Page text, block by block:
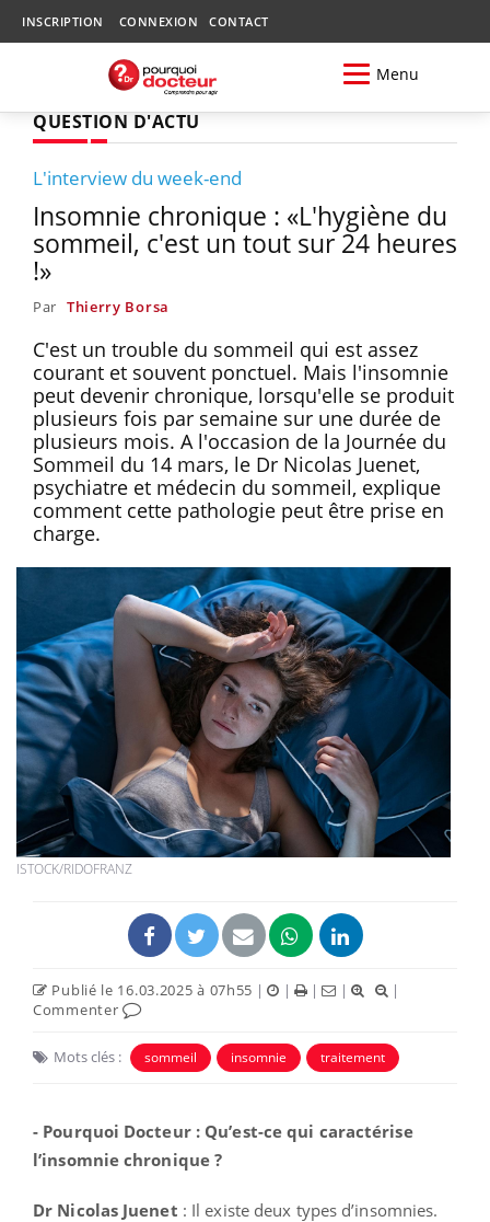
INSCRIPTION CONNEXION CONTACT
Menu
QUESTION D'ACTU
L'interview du week-end
Insomnie chronique : «L'hygiène du
sommeil, c'est un tout sur 24 heures
!»
Par Thierry Borsa
C'est un trouble du sommeil qui est assez
courant et souvent ponctuel. Mais l'insomnie
peut devenir chronique, lorsqu'elle se produit
plusieurs fois par semaine sur une durée de
plusieurs mois. A l'occasion de la Journée du
Sommeil du 14 mars, le Dr Nicolas Juenet,
psychiatre et médecin du sommeil, explique
comment cette pathologie peut être prise en
charge.
ISTOCK/RIDOFRANZ
Publié le 16.03.2025 à 07h55 | | | |
|
Commenter
Mots clés : sommeil insomnie traitement
- Pourquoi Docteur : Qu’est-ce qui caractérise
l’insomnie chronique ?
Dr Nicolas Juenet : Il existe deux types d’insomnies.